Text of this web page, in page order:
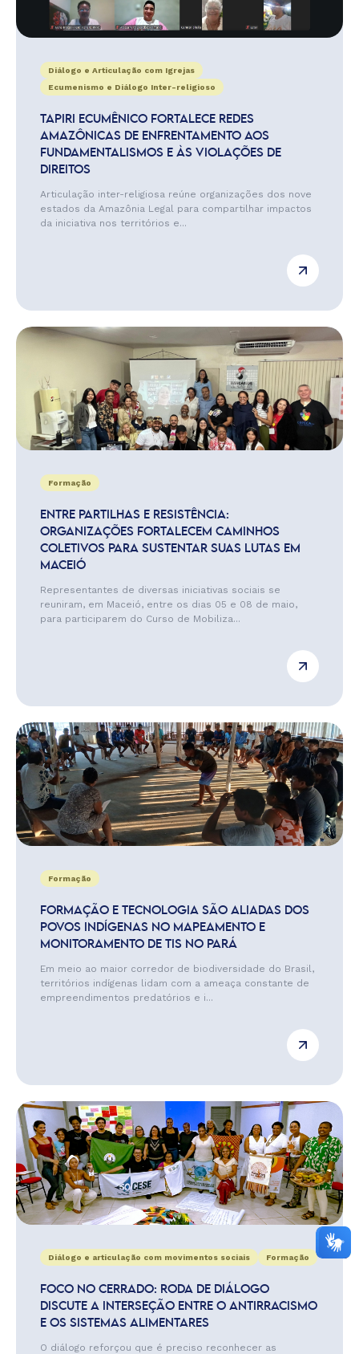
Diálogo e Articulação com Igrejas
Ecumenismo e Diálogo Inter-religioso
TAPIRI ECUMÊNICO FORTALECE REDES
AMAZÔNICAS DE ENFRENTAMENTO AOS
FUNDAMENTALISMOS E ÀS VIOLAÇÕES DE
DIREITOS
Articulação inter-religiosa reúne organizações dos nove
estados da Amazônia Legal para compartilhar impactos
da iniciativa nos territórios e...
Formação
ENTRE PARTILHAS E RESISTÊNCIA:
ORGANIZAÇÕES FORTALECEM CAMINHOS
COLETIVOS PARA SUSTENTAR SUAS LUTAS EM
MACEIÓ
Representantes de diversas iniciativas sociais se
reuniram, em Maceió, entre os dias 05 e 08 de maio,
para participarem do Curso de Mobiliza...
Formação
FORMAÇÃO E TECNOLOGIA SÃO ALIADAS DOS
POVOS INDÍGENAS NO MAPEAMENTO E
MONITORAMENTO DE TIS NO PARÁ
Em meio ao maior corredor de biodiversidade do Brasil,
territórios indígenas lidam com a ameaça constante de
empreendimentos predatórios e i...
Diálogo e articulação com movimentos sociais Formação
FOCO NO CERRADO: RODA DE DIÁLOGO
DISCUTE A INTERSEÇÃO ENTRE O ANTIRRACISMO
E OS SISTEMAS ALIMENTARES
O diálogo reforçou que é preciso reconhecer as